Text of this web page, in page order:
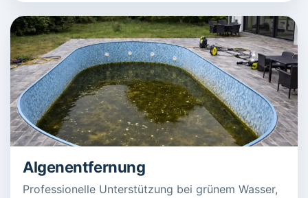
Algenentfernung
Professionelle Unterstützung bei grünem Wasser,